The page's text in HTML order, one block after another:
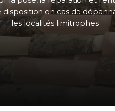
disposition en cas de
les localités limitrophes